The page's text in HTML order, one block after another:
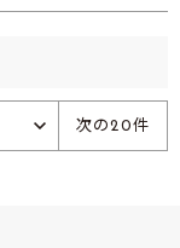
次の20件